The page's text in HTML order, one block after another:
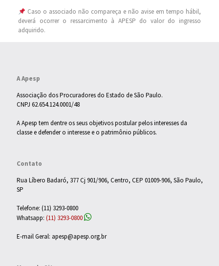
Caso o associado não compareça e não avise em tempo hábil,
deverá ocorrer o ressarcimento à APESP do valor do ingresso
adquirido.
A Apesp
Associação dos Procuradores do Estado de São Paulo.
CNPJ 62.654.124.0001/48
A Apesp tem dentre os seus objetivos postular pelos interesses da
classe e defender o interesse e o patrimônio públicos.
Contato
Rua Líbero Badaró, 377 Cj 901/906, Centro, CEP 01009-906, São Paulo,
SP
Telefone: (11) 3293-0800
Whatsapp: (11) 3293-0800
E-mail Geral: apesp@apesp.org.br